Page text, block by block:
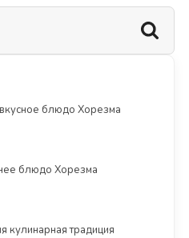
блюдо Хорезма
блюдо Хорезма
кулинарная традиция